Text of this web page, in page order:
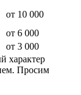
от 10 000
от 6 000
от 3 000
характер
Просим